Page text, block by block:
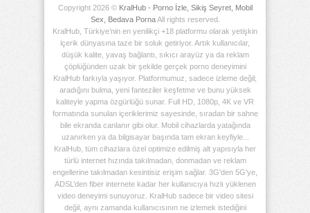
Copyright 2026 © KralHub - Porno İzle, Sikiş Seyret, Mobil
Sex, Bedava PornaAll rights reserved.
KralHub, Türkiye’nin en yenilikçi +18 platformu olarak yetişkin
içerik dünyasına taze bir soluk getiriyor. Artık kullanıcılar,
düşük kalite, yavaş bağlantı, sıkıcı arayüz ya da reklam
çöplüğünden uzak bir şekilde gerçek porno deneyimini
KralHub farkıyla yaşıyor. Platformumuz, sadece izleme değil;
aradığını bulma, yeni fanteziler keşfetme ve bunu yüksek
kaliteyle yapma özgürlüğü sunar. Full HD, 1080p, 4K ve VR
formatında sunulan içeriklerimiz sayesinde, sıradan bir sahne
bile ekranda canlanır gibi olur. Mobil cihazlarda yatağında
uzanırken ya da bilgisayar başında tam ekran keyfiyle...
KralHub, tüm cihazlara özel optimize edilmiş alt yapısıyla her
türlü internet hızında takılmadan, donmadan ve reklam
engellerine takılmadan kesintisiz erişim sağlar. 3G'den 5G'ye,
ADSL’den fiber internete kadar her kullanıcıya hızlı yüklenen
video deneyimi sunuyoruz. KralHub sadece bir video sitesi
değil, aynı zamanda kullanıcısının ne izlemek istediğini